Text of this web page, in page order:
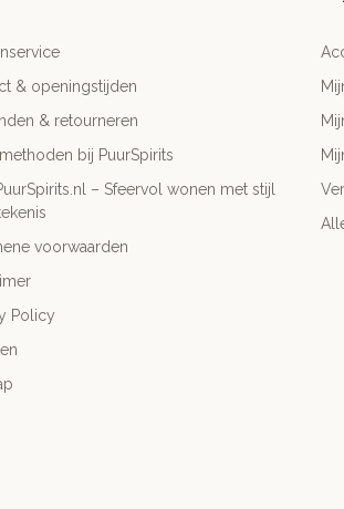
& openingstijden
& retourneren
bij PuurSpirits
– Sfeervol wonen met stijl
voorwaarden
Policy